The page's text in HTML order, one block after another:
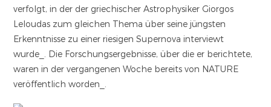
verfolgt, in der der griechischer Astrophysiker Giorgos
Leloudas zum gleichen Thema über seine jüngsten
Erkenntnisse zu einer riesigen Supernova interviewt
wurde_. Die Forschungsergebnisse, über die er berichtete,
waren in der vergangenen Woche bereits von NATURE
veröffentlich worden_.